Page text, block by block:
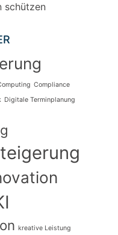
schützen
Compliance
Digitale Terminplanung
kreative Leistung